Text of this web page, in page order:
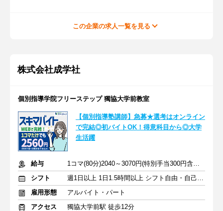
この企業の求人一覧を見る
株式会社成学社
個別指導学院フリーステップ 獨協大学前教室
【個別指導塾講師】急募★選考はオンライン
で完結◎初バイトOK！得意科目から◎大学
生活躍
給与
1コマ(80分)2040～3070円(特別手当300円含む)+授業前後手当520円
シフト
週1日以上 1日1.5時間以上 シフト自由・自己申告
雇用形態
アルバイト・パート
アクセス
獨協大学前駅 徒歩12分